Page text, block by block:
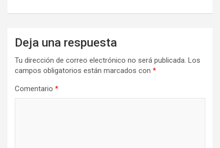
Deja una respuesta
Tu dirección de correo electrónico no será publicada. Los
campos obligatorios están marcados con *
Comentario *